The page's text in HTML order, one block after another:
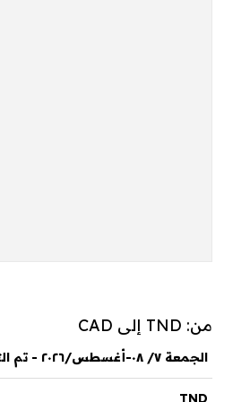
من: TND إلى CAD
الجمعة ٧/ ٠٨-أغسطس/٢٠٢٦ - تم التحديث منذ 12 دقيقة و 2 ثانية
TND